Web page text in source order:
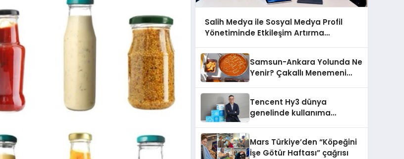
Salih Medya ile Sosyal Medya Profil
Yönetiminde Etkileşim Artırma
Samsun-Ankara Yolunda Ne
Yenir? Çakallı Menemeni
Tencent Hy3 dünya
genelinde kullanıma
Mars Türkiye’den “Köpeğini
İşe Götür Haftası” çağrısı